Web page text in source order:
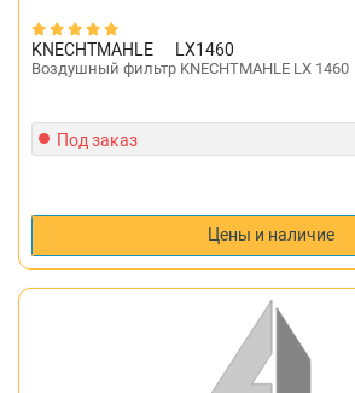
KNECHTMAHLE LX1460
Воздушный фильтр KNECHTMAHLE LX 1460
Под заказ
Цены и наличие